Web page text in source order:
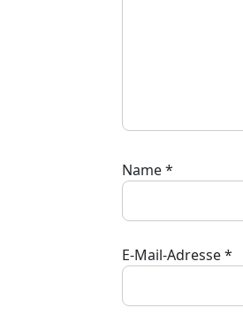
Name*
E-Mail-Adresse*